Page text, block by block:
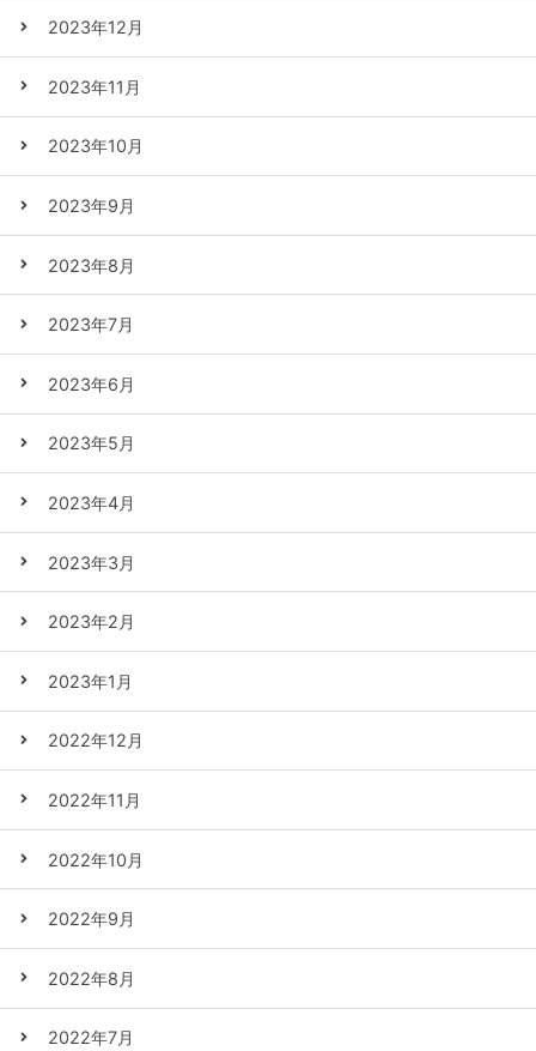
2023年12月
2023年11月
2023年10月
2023年9月
2023年8月
2023年7月
2023年6月
2023年5月
2023年4月
2023年3月
2023年2月
2023年1月
2022年12月
2022年11月
2022年10月
2022年9月
2022年8月
2022年7月